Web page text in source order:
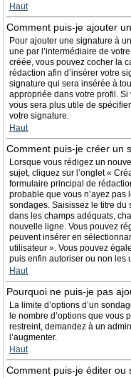
Haut
Comment puis-je ajouter
Pour ajouter une signature à
une par l’intermédiaire de
créée, vous pouvez cocher la
rédaction afin d’insérer votre
signature qui sera insérée à
appropriée dans votre profil.
vous sera plus utile de
votre signature.
Haut
Comment puis-je créer un
Lorsque vous rédigez un
sujet, cliquez sur l’onglet «
formulaire principal de
probable que vous n’ayez
sondages. Saisissez le titre
dans les champs adéquats,
nouvelle ligne. Vous pouvez
peuvent insérer en
utilisateur ». Vous pouvez
puis enfin autoriser ou non les
Haut
Pourquoi ne puis-je pas
La limite d’options d’un
le nombre d’options que vous
restreint, demandez à un
l’augmenter.
Haut
Comment puis-je éditer ou